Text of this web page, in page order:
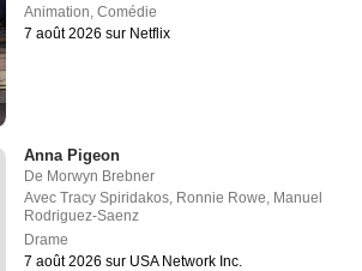
Animation,Comédie
7 août 2026 sur Netflix
Anna Pigeon
De Morwyn Brebner
AvecTracy Spiridakos Ronnie Rowe Manuel
Rodriguez-Saenz
Drame
7 août 2026 sur USA Network Inc.